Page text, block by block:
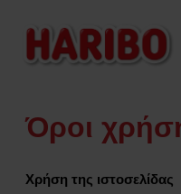
Όροι
Χρήση της ιστοσελίδας